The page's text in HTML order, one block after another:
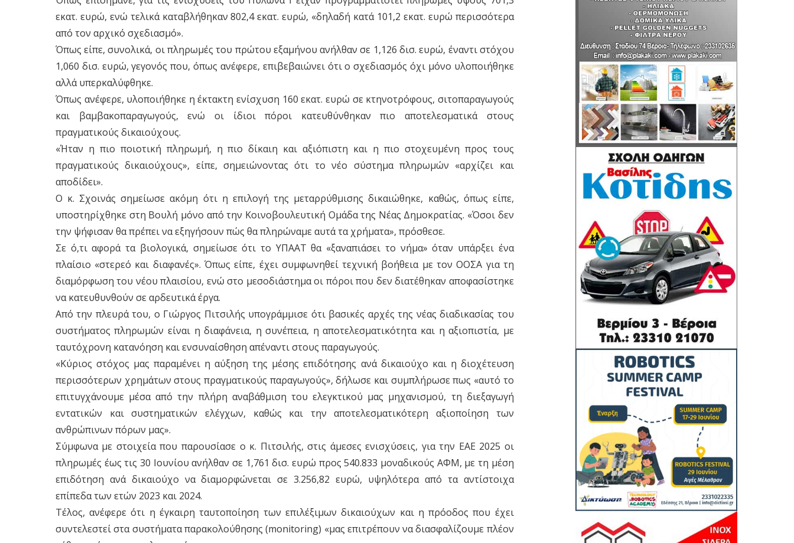
εκατ. ευρώ, ενώ τελικά καταβλήθηκαν 802,4 εκατ. ευρώ, «δηλαδή κατά 101,2 εκατ. ευρώ περισσότερα
από τον αρχικό σχεδιασμό».
Όπως είπε, συνολικά, οι πληρωμές του πρώτου εξαμήνου ανήλθαν σε 1,126 δισ. ευρώ, έναντι στόχου
1,060 δισ. ευρώ, γεγονός που, όπως ανέφερε, επιβεβαιώνει ότι ο σχεδιασμός όχι μόνο υλοποιήθηκε
αλλά υπερκαλύφθηκε.
Όπως ανέφερε, υλοποιήθηκε η έκτακτη ενίσχυση 160 εκατ. ευρώ σε κτηνοτρόφους, σιτοπαραγωγούς
και βαμβακοπαραγωγούς, ενώ οι ίδιοι πόροι κατευθύνθηκαν πιο αποτελεσματικά στους
πραγματικούς δικαιούχους.
«Ήταν η πιο ποιοτική πληρωμή, η πιο δίκαιη και αξιόπιστη και η πιο στοχευμένη προς τους
πραγματικούς δικαιούχους», είπε, σημειώνοντας ότι το νέο σύστημα πληρωμών «αρχίζει και
αποδίδει».
Ο κ. Σχοινάς σημείωσε ακόμη ότι η επιλογή της μεταρρύθμισης δικαιώθηκε, καθώς, όπως είπε,
υποστηρίχθηκε στη Βουλή μόνο από την Κοινοβουλευτική Ομάδα της Νέας Δημοκρατίας. «Όσοι δεν
την ψήφισαν θα πρέπει να εξηγήσουν πώς θα πληρώναμε αυτά τα χρήματα», πρόσθεσε.
Σε ό,τι αφορά τα βιολογικά, σημείωσε ότι το ΥΠΑΑΤ θα «ξαναπιάσει το νήμα» όταν υπάρξει ένα
πλαίσιο «στερεό και διαφανές». Όπως είπε, έχει συμφωνηθεί τεχνική βοήθεια με τον ΟΟΣΑ για τη
διαμόρφωση του νέου πλαισίου, ενώ στο μεσοδιάστημα οι πόροι που δεν διατέθηκαν αποφασίστηκε
να κατευθυνθούν σε αρδευτικά έργα.
Από την πλευρά του, ο Γιώργος Πιτσιλής υπογράμμισε ότι βασικές αρχές της νέας διαδικασίας του
συστήματος πληρωμών είναι η διαφάνεια, η συνέπεια, η αποτελεσματικότητα και η αξιοπιστία, με
ταυτόχρονη κατανόηση και ενσυναίσθηση απέναντι στους παραγωγούς.
«Κύριος στόχος μας παραμένει η αύξηση της μέσης επιδότησης ανά δικαιούχο και η διοχέτευση
περισσότερων χρημάτων στους πραγματικούς παραγωγούς», δήλωσε και συμπλήρωσε πως «αυτό το
επιτυγχάνουμε μέσα από την πλήρη αναβάθμιση του ελεγκτικού μας μηχανισμού, τη διεξαγωγή
εντατικών και συστηματικών ελέγχων, καθώς και την αποτελεσματικότερη αξιοποίηση των
ανθρώπινων πόρων μας».
Σύμφωνα με στοιχεία που παρουσίασε ο κ. Πιτσιλής, στις άμεσες ενισχύσεις, για την ΕΑΕ 2025 οι
πληρωμές έως τις 30 Ιουνίου ανήλθαν σε 1,761 δισ. ευρώ προς 540.833 μοναδικούς ΑΦΜ, με τη μέση
επιδότηση ανά δικαιούχο να διαμορφώνεται σε 3.256,82 ευρώ, υψηλότερα από τα αντίστοιχα
επίπεδα των ετών 2023 και 2024.
Τέλος, ανέφερε ότι η έγκαιρη ταυτοποίηση των επιλέξιμων δικαιούχων και η πρόοδος που έχει
συντελεστεί στα συστήματα παρακολούθησης (monitoring) «μας επιτρέπουν να διασφαλίζουμε πλέον